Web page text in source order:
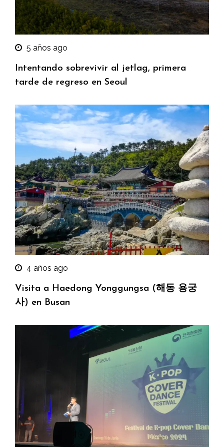
5 años ago
Intentando sobrevivir al jetlag, primera
tarde de regreso en Seoul
4 años ago
Visita a Haedong Yonggungsa (해동 용궁
사) en Busan